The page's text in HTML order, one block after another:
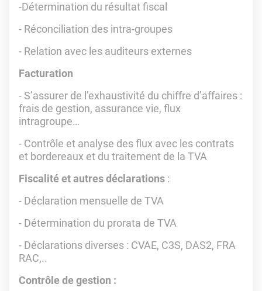
-Détermination du résultat fiscal
- Réconciliation des intra-groupes
- Relation avec les auditeurs externes
Facturation
- S’assurer de l’exhaustivité du chiffre d’affaires :
frais de gestion, assurance vie, flux
intragroupe…
- Contrôle et analyse des flux avec les contrats
et bordereaux et du traitement de la TVA
Fiscalité et autres déclarations :
- Déclaration mensuelle de TVA
- Détermination du prorata de TVA
- Déclarations diverses : CVAE, C3S, DAS2, FRA
RAC,..
Contrôle de gestion :